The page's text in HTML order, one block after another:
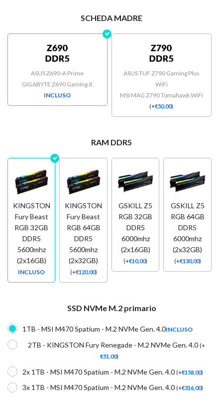
SCHEDA MADRE
ASUS Z690-A Prime
GIGABYTE Z690 Gaming X
INCLUSO
ASUS TUF Z790 Gaming Plus
WiFi
MSI MAG Z790 Tomahawk WiFi
(+€50,00)
RAM DDR5
KINGSTON
Fury Beast
RGB 32GB
DDR5
5600mhz
(2x16GB)
INCLUSO
KINGSTON
Fury Beast
RGB 64GB
DDR5
5600mhz
(2x32GB)
(+€120,00)
GSKILL Z5
RGB 32GB
DDR5
6000mhz
(2x16GB)
(+€10,00)
GSKILL Z5
RGB 64GB
DDR5
6000mhz
(2x32GB)
(+€130,00)
SSD NVMe M.2 primario
1TB - MSI M470 Spatium - M.2 NVMe Gen. 4.0INCLUSO
2TB - KINGSTON Fury Renegade - M.2 NVMe Gen. 4.0 (+
€51,00)
2x 1TB - MSI M470 Spatium - M.2 NVMe Gen. 4.0 (+€158,00)
3x 1TB - MSI M470 Spatium - M.2 NVMe Gen. 4.0 (+€316,00)